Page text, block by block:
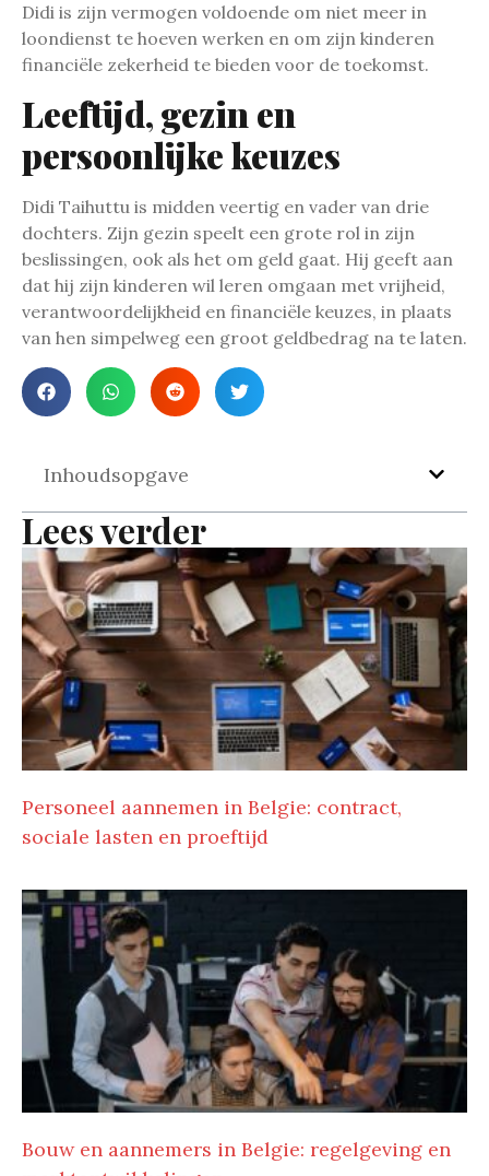
Didi is zijn vermogen voldoende om niet meer in
loondienst te hoeven werken en om zijn kinderen
financiële zekerheid te bieden voor de toekomst.
Leeftijd, gezin en
persoonlijke keuzes
Didi Taihuttu is midden veertig en vader van drie
dochters. Zijn gezin speelt een grote rol in zijn
beslissingen, ook als het om geld gaat. Hij geeft aan
dat hij zijn kinderen wil leren omgaan met vrijheid,
verantwoordelijkheid en financiële keuzes, in plaats
van hen simpelweg een groot geldbedrag na te laten.
Inhoudsopgave
Lees verder
Personeel aannemen in Belgie: contract,
sociale lasten en proeftijd
Bouw en aannemers in Belgie: regelgeving en